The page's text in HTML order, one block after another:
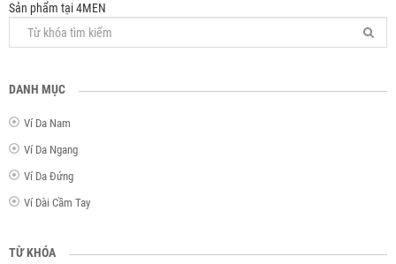
Sản phẩm tại 4MEN
DANH MỤC
Ví Da Nam
Ví Da Ngang
Ví Da Đứng
Ví Dài Cầm Tay
TỪ KHÓA